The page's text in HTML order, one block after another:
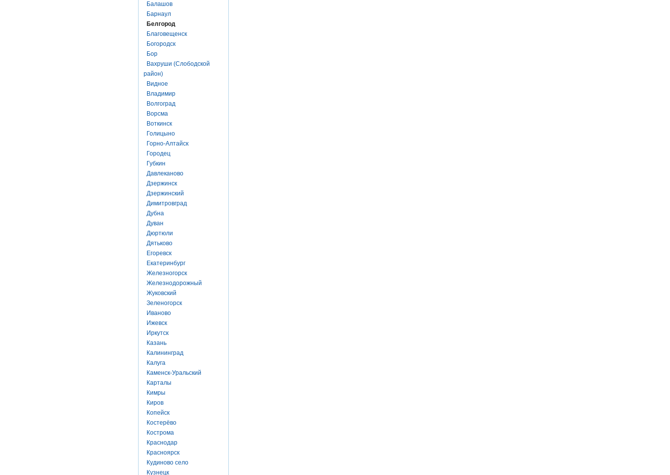
Балашов
Барнаул
Белгород
Благовещенск
Богородск
Бор
Вахруши (Слободской
район)
Видное
Владимир
Волгоград
Ворсма
Воткинск
Голицыно
Горно-Алтайск
Городец
Губкин
Давлеканово
Дзержинск
Дзержинский
Димитровград
Дубна
Дуван
Дюртюли
Дятьково
Егоревск
Екатеринбург
Железногорск
Железнодорожный
Жуковский
Зеленогорск
Иваново
Ижевск
Иркутск
Казань
Калининград
Калуга
Каменск-Уральский
Карталы
Кимры
Киров
Копейск
Костерёво
Кострома
Краснодар
Красноярск
Кудиново село
Кузнецк